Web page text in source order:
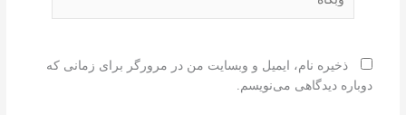
ذخیره نام، ایمیل و وبسایت من در مرورگر برای زمانی که
دوباره دیدگاهی می‌نویسم.